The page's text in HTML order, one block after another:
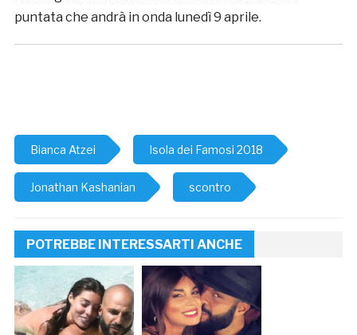
puntata che andrà in onda lunedì 9 aprile.
Bianca Atzei Isola dei Famosi 2018
Jonathan Kashanian scontro
POTREBBE INTERESSARTI ANCHE